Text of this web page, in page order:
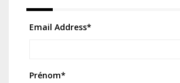
Email Address*
Prénom*